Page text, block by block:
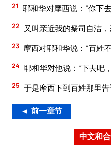
21 耶和华对摩西说：“你下
22 又叫亲近我的祭司自洁
23 摩西对耶和华说：“百姓
24 耶和华对他说：“下去吧
25 于是摩西下到百姓那里告
◄ 前一章节
中文和